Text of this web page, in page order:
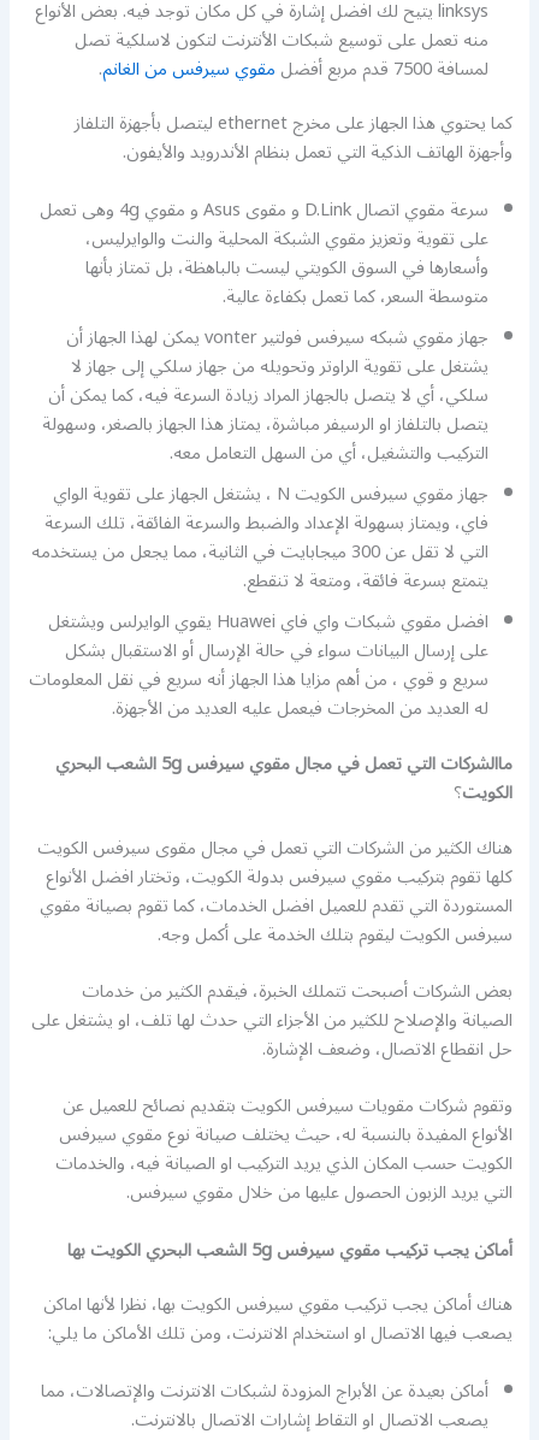
linksys يتيح لك افضل إشارة في كل مكان توجد فيه. بعض الأنواع
منه تعمل على توسيع شبكات الأنترنت لتكون لاسلكية تصل
لمسافة 7500 قدم مربع أفضل مقوي سيرفس من الغانم.
كما يحتوي هذا الجهاز على مخرج ethernet ليتصل بأجهزة التلفاز
وأجهزة الهاتف الذكية التي تعمل بنظام الأندرويد والأيفون.
سرعة مقوي اتصال D.Link و مقوى Asus و مقوي 4g وهى تعمل
على تقوية وتعزيز مقوي الشبكة المحلية والنت والوايرليس،
وأسعارها في السوق الكويتي ليست بالباهظة، بل تمتاز بأنها
متوسطة السعر، كما تعمل بكفاءة عالية.
جهاز مقوي شبكه سيرفس فولتير vonter يمكن لهذا الجهاز أن
يشتغل على تقوية الراوتر وتحويله من جهاز سلكي إلى جهاز لا
سلكي، أي لا يتصل بالجهاز المراد زيادة السرعة فيه، كما يمكن أن
يتصل بالتلفاز او الرسيفر مباشرة، يمتاز هذا الجهاز بالصغر، وسهولة
التركيب والتشغيل، أي من السهل التعامل معه.
جهاز مقوي سيرفس الكويت N ، يشتغل الجهاز على تقوية الواي
فاي، ويمتاز بسهولة الإعداد والضبط والسرعة الفائقة، تلك السرعة
التي لا تقل عن 300 ميجابايت في الثانية، مما يجعل من يستخدمه
يتمتع بسرعة فائقة، ومتعة لا تنقطع.
افضل مقوي شبكات واي فاي Huawei يقوي الوايرلس ويشتغل
على إرسال البيانات سواء في حالة الإرسال أو الاستقبال بشكل
سريع و قوي ، من أهم مزايا هذا الجهاز أنه سريع في نقل المعلومات
له العديد من المخرجات فيعمل عليه العديد من الأجهزة.
ماالشركات التي تعمل في مجال مقوي سيرفس 5g الشعب البحري
الكويت؟
هناك الكثير من الشركات التي تعمل في مجال مقوى سيرفس الكويت
كلها تقوم بتركيب مقوي سيرفس بدولة الكويت، وتختار افضل الأنواع
المستوردة التي تقدم للعميل افضل الخدمات، كما تقوم بصيانة مقوي
سيرفس الكويت ليقوم بتلك الخدمة على أكمل وجه.
بعض الشركات أصبحت تتملك الخبرة، فيقدم الكثير من خدمات
الصيانة والإصلاح للكثير من الأجزاء التي حدث لها تلف، او يشتغل على
حل انقطاع الاتصال، وضعف الإشارة.
وتقوم شركات مقويات سيرفس الكويت بتقديم نصائح للعميل عن
الأنواع المفيدة بالنسبة له، حيث يختلف صيانة نوع مقوي سيرفس
الكويت حسب المكان الذي يريد التركيب او الصيانة فيه، والخدمات
التي يريد الزبون الحصول عليها من خلال مقوي سيرفس.
أماكن يجب تركيب مقوي سيرفس 5g الشعب البحري الكويت بها
هناك أماكن يجب تركيب مقوي سيرفس الكويت بها، نظرا لأنها اماكن
يصعب فيها الاتصال او استخدام الانترنت، ومن تلك الأماكن ما يلي:
أماكن بعيدة عن الأبراج المزودة لشبكات الانترنت والإتصالات، مما
يصعب الاتصال او التقاط إشارات الاتصال بالانترنت.